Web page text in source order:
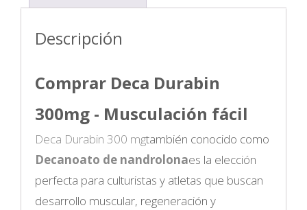
Descripción
Comprar Deca Durabin
300mg - Musculación fácil
Deca Durabin 300 mgtambién conocido como
Decanoato de nandrolonaes la elección
perfecta para culturistas y atletas que buscan
desarrollo muscular, regeneración y